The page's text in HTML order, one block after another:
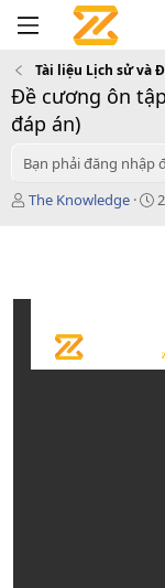
Tài liệu Lịch sử và
Đề cương ôn
đáp án)
Bạn phải đăng nhập
T
ả
The Knowledge
C
d